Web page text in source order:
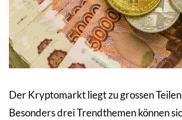
Der Kryptomarkt liegt zu grossen
Besonders drei Trendthemen können